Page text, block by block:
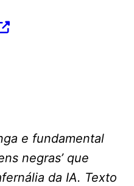
e fundamental
negras’ que
da IA. Texto